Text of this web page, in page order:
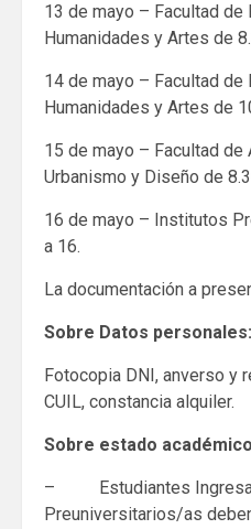
13 de mayo – Facultad de
Humanidades y Artes de
14 de mayo – Facultad de
Humanidades y Artes de
15 de mayo – Facultad de
Urbanismo y Diseño de
16 de mayo – Institutos
a 16.
La documentación a
Sobre Datos personales:
Fotocopia DNI, anverso y
CUIL, constancia alquiler.
Sobre estado
– Estudiantes
Preuniversitarios/as